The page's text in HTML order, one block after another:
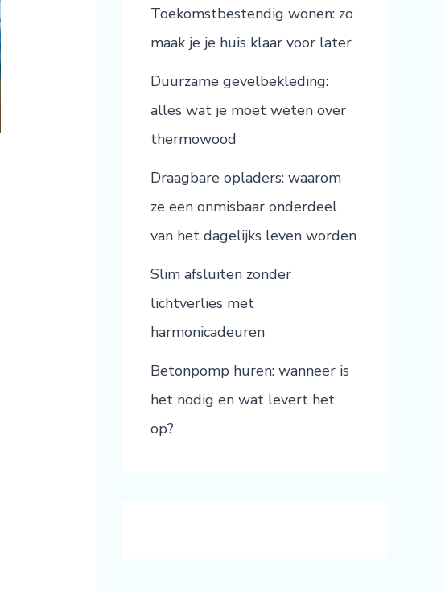
Toekomstbestendig wonen: zo
maak je je huis klaar voor later
Duurzame gevelbekleding:
alles wat je moet weten over
thermowood
Draagbare opladers: waarom
ze een onmisbaar onderdeel
van het dagelijks leven worden
Slim afsluiten zonder
lichtverlies met
harmonicadeuren
Betonpomp huren: wanneer is
het nodig en wat levert het
op?